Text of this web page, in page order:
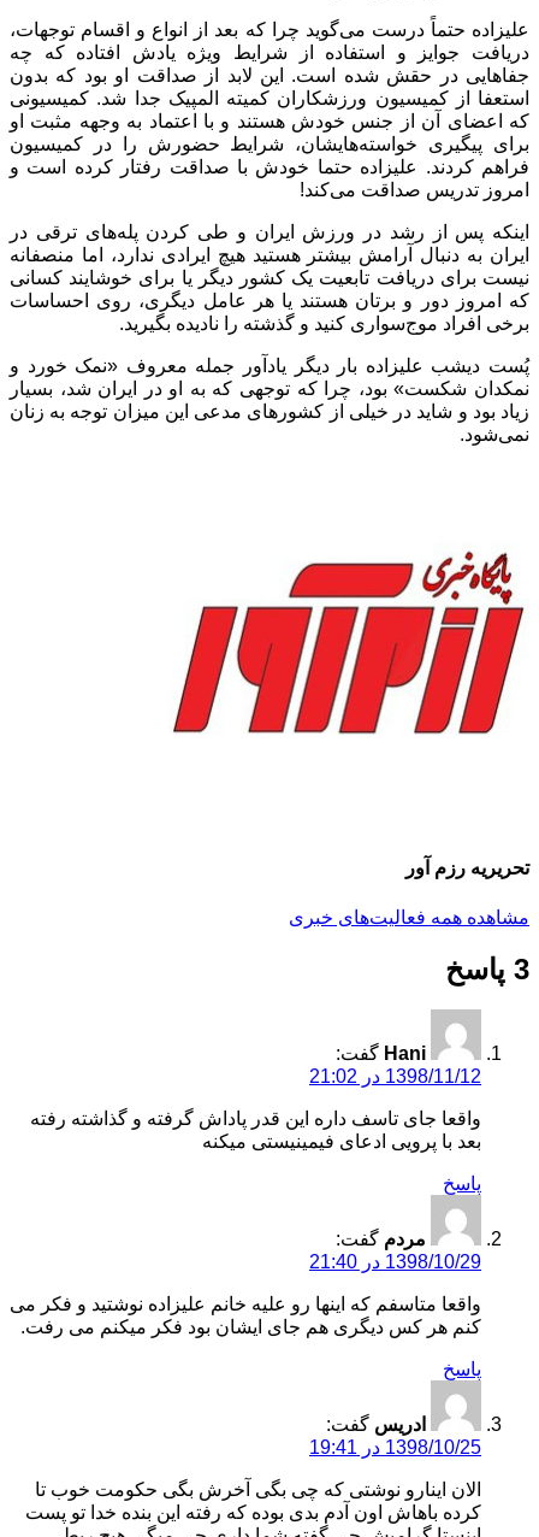
علیزاده حتماً درست می‌گوید چرا که بعد از انواع و اقسام توجهات،
دریافت جوایز و استفاده از شرایط ویژه‌ یادش افتاده که چه
جفاهایی در حقش شده است. این لابد از صداقت او بود که بدون
استعفا از کمیسیون ورزشکاران کمیته المپیک جدا شد. کمیسیونی
که اعضای آن از جنس خودش هستند و با اعتماد به وجهه مثبت او
برای پیگیری خواسته‌هایشان، شرایط حضورش را در کمیسیون
فراهم کردند. علیزاده حتما خودش با صداقت رفتار کرده است و
امروز تدریس صداقت می‌کند!
اینکه پس از رشد در ورزش ایران و طی کردن پله‌های ترقی در
ایران به دنبال آرامش بیشتر هستید هیچ ایرادی ندارد، اما منصفانه
نیست برای دریافت تابعیت یک کشور دیگر یا برای خوشایند کسانی
که امروز دور و برتان هستند یا هر عامل دیگری، روی احساسات
برخی افراد موج‌سواری کنید و گذشته را نادیده بگیرید.
پُست دیشب علیزاده بار دیگر یادآور جمله معروف «نمک خورد و
نمکدان شکست» بود، چرا که توجهی که به او در ایران شد، بسیار
زیاد بود و شاید در خیلی از کشورهای مدعی این میزان توجه به زنان
نمی‌شود.
تحریریه رزم آور
مشاهده همه فعالیت‌های خبری
3 پاسخ
Hani گفت:
1398/11/12 در 21:02
واقعا جای تاسف داره این قدر پاداش گرفته و گذاشته رفته
بعد با پرویی ادعای فیمینیستی میکنه
پاسخ
مردم گفت:
1398/10/29 در 21:40
واقعا متاسفم که اینها رو علیه خانم علیزاده نوشتید و فکر می
کنم هر کس دیگری هم جای ایشان بود فکر میکنم می رفت.
پاسخ
ادریس گفت:
1398/10/25 در 19:41
الان اینارو نوشتی که چی بگی آخرش بگی حکومت خوب تا
کرده باهاش اون آدم بدی بوده که رفته این بنده خدا تو پست